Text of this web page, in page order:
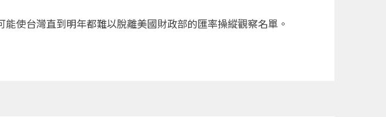
使台灣直到明年都難以脫離美國財政部的匯率操縱觀察名單。